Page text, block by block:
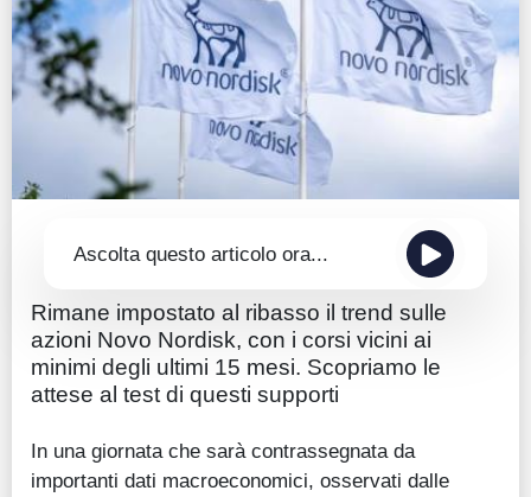
Ascolta questo articolo ora...
Rimane impostato al ribasso il trend sulle
azioni Novo Nordisk, con i corsi vicini ai
minimi degli ultimi 15 mesi. Scopriamo le
attese al test di questi supporti
In una giornata che sarà contrassegnata da
importanti dati macroeconomici, osservati dalle